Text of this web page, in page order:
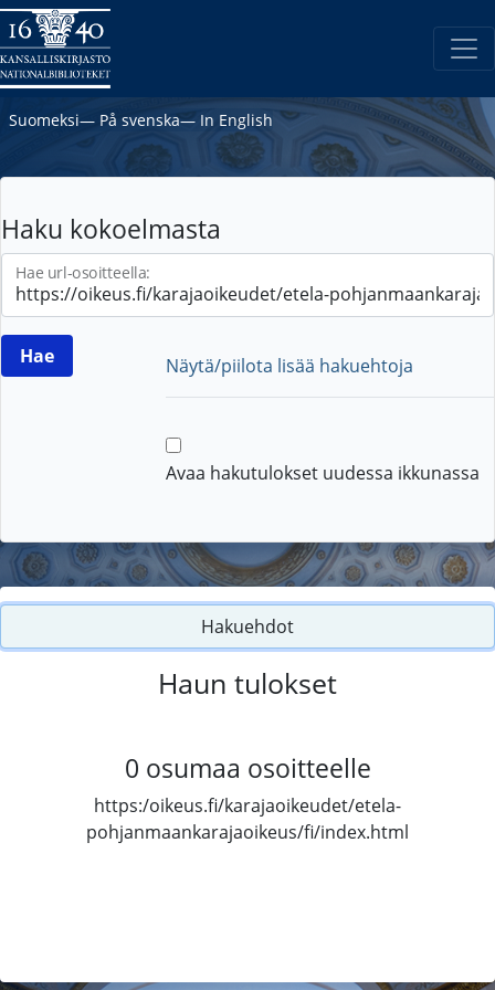
Suomeksi― På svenska― In English
Haku kokoelmasta
Hae url-osoitteella:
Näytä/piilota lisää hakuehtoja
Avaa hakutulokset uudessa ikkunassa
Hakuehdot
Haun tulokset
0 osumaa osoitteelle
https:/oikeus.fi/karajaoikeudet/etela-
pohjanmaankarajaoikeus/fi/index.html